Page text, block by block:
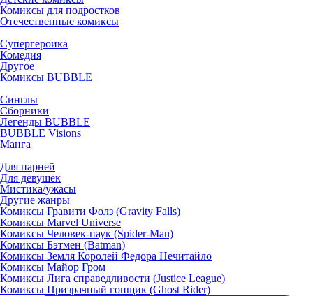
Комиксы для подростков
Отечественные комиксы
Супергероика
Комедия
Другое
Комиксы BUBBLE
Синглы
Сборники
Легенды BUBBLE
BUBBLE Visions
Манга
Для парней
Для девушек
Мистика/ужасы
Другие жанры
Комиксы Гравити Фолз (Gravity Falls)
Комиксы Marvel Universe
Комиксы Человек-паук (Spider-Man)
Комиксы Бэтмен (Batman)
Комиксы Земля Королей Федора Нечитайло
Комиксы Майор Гром
Комиксы Лига справедливости (Justice League)
Комиксы Призрачный гонщик (Ghost Rider)